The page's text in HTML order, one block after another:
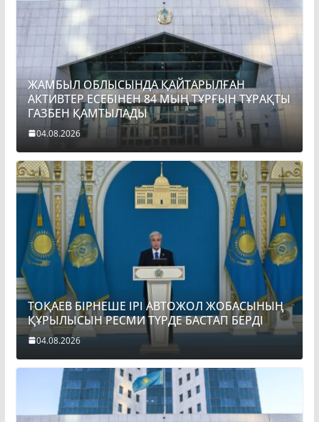
ЖАМБЫЛ ОБЛЫСЫНДА ҚАЙТАРЫЛҒАН
АКТИВТЕР ЕСЕБІНЕН 84 МЫҢ ТҰРҒЫН ТҰРАҚТЫ
ГАЗБЕН ҚАМТЫЛАДЫ
04.08.2026
ТОҚАЕВ БІРНЕШЕ ІРІ АВТОЖОЛ ЖОБАСЫНЫҢ
ҚҰРЫЛЫСЫН РЕСМИ ТҮРДЕ БАСТАП БЕРДІ
04.08.2026